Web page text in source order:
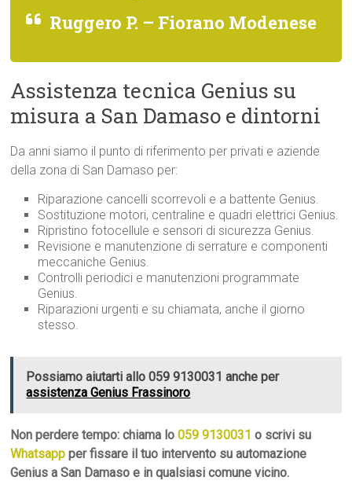
Ruggero P. – Fiorano Modenese
Assistenza tecnica Genius su
misura a San Damaso e dintorni
Da anni siamo il punto di riferimento per privati e aziende
della zona di San Damaso per:
Riparazione cancelli scorrevoli e a battente Genius.
Sostituzione motori, centraline e quadri elettrici Genius.
Ripristino fotocellule e sensori di sicurezza Genius.
Revisione e manutenzione di serrature e componenti
meccaniche Genius.
Controlli periodici e manutenzioni programmate
Genius.
Riparazioni urgenti e su chiamata, anche il giorno
stesso.
Possiamo aiutarti allo 059 9130031 anche per
assistenza Genius Frassinoro
Non perdere tempo: chiama lo059 9130031 o scrivi su
Whatsapp per fissare il tuo intervento su automazione
Genius a San Damaso e in qualsiasi comune vicino.